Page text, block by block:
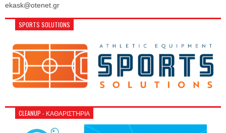
ekask@otenet.gr
SPORTS SOLUTIONS
CLEANUP - ΚΑΘΑΡΙΣΤΉΡΙΑ